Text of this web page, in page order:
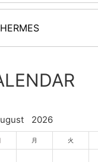
HERMES
2026
月 火